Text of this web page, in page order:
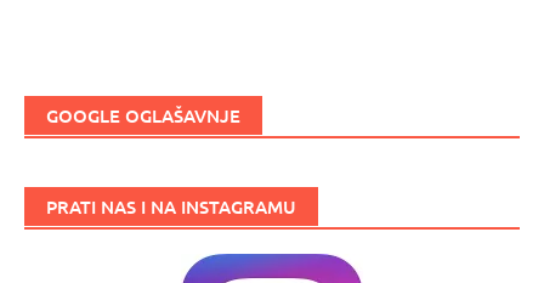
GOOGLE OGLAŠAVNJE
PRATI NAS I NA INSTAGRAMU